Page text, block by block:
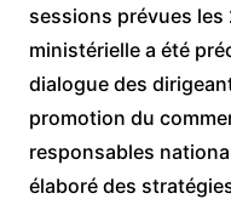
sessions prévues
ministérielle a été
dialogue des
promotion du
responsables
élaboré des